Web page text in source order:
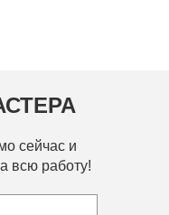
сейчас и
всю работу!